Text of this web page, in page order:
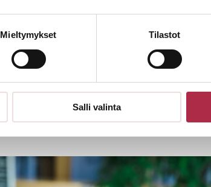
Mieltymykset Tilastot
Salli valinta